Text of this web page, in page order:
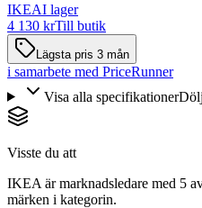
IKEAI lager
4 130 krTill butik
Lägsta pris 3 mån
i samarbete med PriceRunner
Visa alla specifikationer
Visste du att
IKEA är marknadsledare med 5
märken i kategorin.